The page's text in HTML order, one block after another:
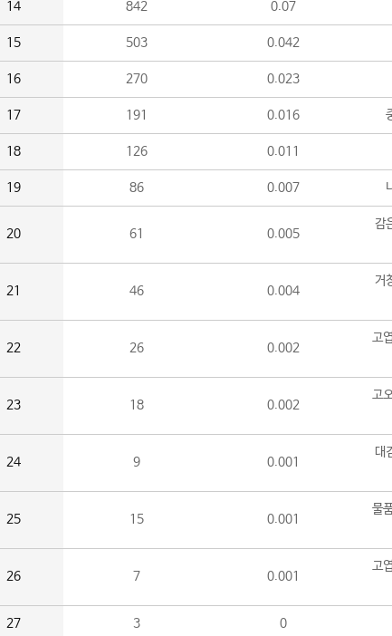
14 842 0.07
15 503 0.042
16 270 0.023
17 191 0.016
18 126 0.011
19 86 0.007
20 61 0.005
감
21 46 0.004
거
22 26 0.002
고
23 18 0.002
고
24 9 0.001
대
25 15 0.001
물
26 7 0.001
고
27 3 0